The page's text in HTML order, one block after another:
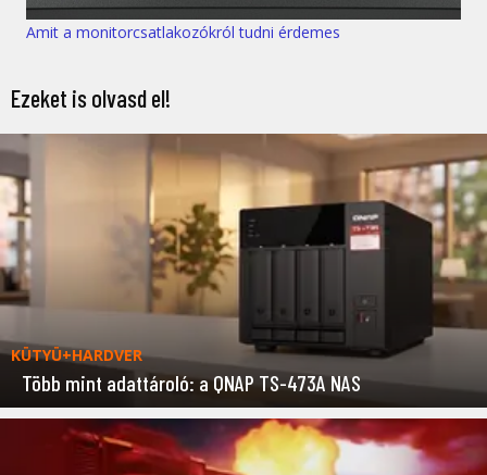
Amit a monitorcsatlakozókról tudni érdemes
Ezeket is olvasd el!
KÜTYÜ+HARDVER
Több mint adattároló: a QNAP TS-473A NAS